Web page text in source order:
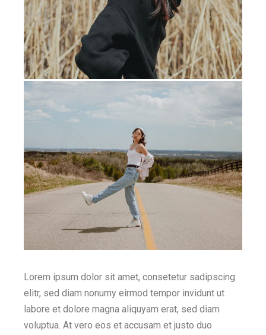
Lorem ipsum dolor sit amet, consetetur sadipscing
elitr, sed diam nonumy eirmod tempor invidunt ut
labore et dolore magna aliquyam erat, sed diam
voluptua. At vero eos et accusam et justo duo